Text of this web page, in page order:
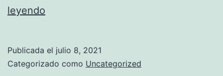
leyendo
tacón
Publicada el julio 8, 2021
Categorizado como Uncategorized